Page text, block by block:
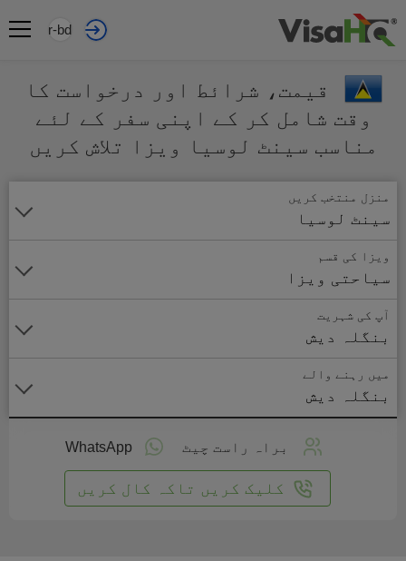
ur-bd
قیمت، شرائط اور درخواست کا
وقت شامل کر کے اپنی سفر کے لئے
مناسب سینٹ لوسیا ویزا تلاش کریں
منزل منتخب کریں
سینٹ لوسیا
ویزا کی قسم
سیاحتی ویزا
آپ کی شہریت
بنگلہ دیش
میں رہنے والے
بنگلہ دیش
براہ راست چیٹ WhatsApp
کلیک کریں تاکہ کال کریں